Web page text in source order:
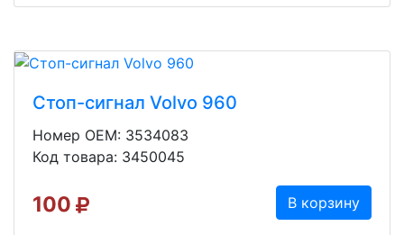
Стоп-сигнал Volvo 960
Номер OEM: 3534083
Код товара: 3450045
100 В корзину